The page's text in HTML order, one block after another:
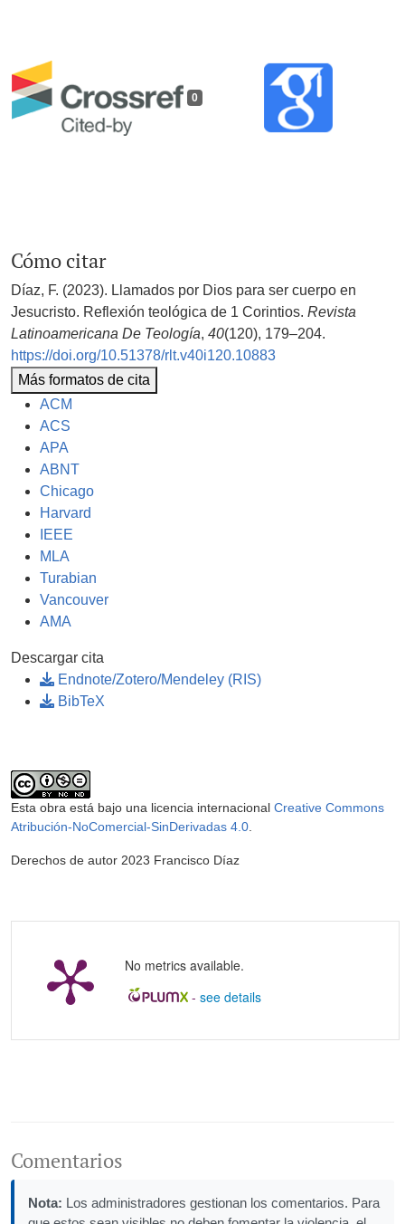
0
Cómo citar
Díaz, F. (2023). Llamados por Dios para ser cuerpo en
Jesucristo. Reflexión teológica de 1 Corintios. Revista
Latinoamericana De Teología, 40(120), 179–204.
https://doi.org/10.51378/rlt.v40i120.10883
Más formatos de cita
ACM
ACS
APA
ABNT
Chicago
Harvard
IEEE
MLA
Turabian
Vancouver
AMA
Descargar cita
Endnote/Zotero/Mendeley (RIS)
BibTeX
Esta obra está bajo una licencia internacional Creative Commons
Atribución-NoComercial-SinDerivadas 4.0
Derechos de autor 2023 Francisco Díaz
No metrics available.
- see details
Comentarios
Nota: Los administradores gestionan los comentarios. Para